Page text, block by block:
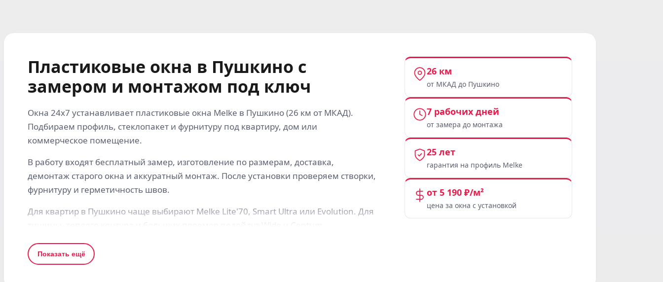
Пластиковые окна в Пушкино с
замером и монтажом под ключ
Окна 24x7 устанавливает пластиковые окна Melke в Пушкино (26 км от МКАД).
Подбираем профиль, стеклопакет и фурнитуру под квартиру, дом или
коммерческое помещение.
В работу входят бесплатный замер, изготовление по размерам, доставка,
демонтаж старого окна и аккуратный монтаж. После установки проверяем створки,
фурнитуру и герметичность швов.
Для квартир в Пушкино чаще выбирают Melke Lite'70, Smart Ultra или Evolution. Для
Что учитываем при заказе в Пушкино
Показать ещё
26 км
от МКАД до Пушкино
7 рабочих дней
от замера до монтажа
25 лет
гарантия на профиль Melke
от 5 190 ₽/м²
цена за окна с установкой